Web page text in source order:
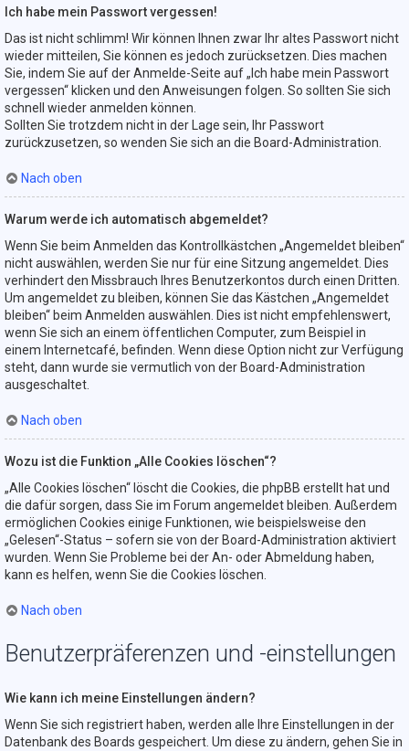
Ich habe mein Passwort vergessen!
Das ist nicht schlimm! Wir können Ihnen zwar Ihr altes Passwort nicht
wieder mitteilen, Sie können es jedoch zurücksetzen. Dies machen
Sie, indem Sie auf der Anmelde-Seite auf „Ich habe mein Passwort
vergessen“ klicken und den Anweisungen folgen. So sollten Sie sich
schnell wieder anmelden können.
Sollten Sie trotzdem nicht in der Lage sein, Ihr Passwort
zurückzusetzen, so wenden Sie sich an die Board-Administration.
Nach oben
Warum werde ich automatisch abgemeldet?
Wenn Sie beim Anmelden das Kontrollkästchen „Angemeldet bleiben“
nicht auswählen, werden Sie nur für eine Sitzung angemeldet. Dies
verhindert den Missbrauch Ihres Benutzerkontos durch einen Dritten.
Um angemeldet zu bleiben, können Sie das Kästchen „Angemeldet
bleiben“ beim Anmelden auswählen. Dies ist nicht empfehlenswert,
wenn Sie sich an einem öffentlichen Computer, zum Beispiel in
einem Internetcafé, befinden. Wenn diese Option nicht zur Verfügung
steht, dann wurde sie vermutlich von der Board-Administration
ausgeschaltet.
Nach oben
Wozu ist die Funktion „Alle Cookies löschen“?
„Alle Cookies löschen“ löscht die Cookies, die phpBB erstellt hat und
die dafür sorgen, dass Sie im Forum angemeldet bleiben. Außerdem
ermöglichen Cookies einige Funktionen, wie beispielsweise den
„Gelesen“-Status – sofern sie von der Board-Administration aktiviert
wurden. Wenn Sie Probleme bei der An- oder Abmeldung haben,
kann es helfen, wenn Sie die Cookies löschen.
Nach oben
Benutzerpräferenzen und -einstellungen
Wie kann ich meine Einstellungen ändern?
Wenn Sie sich registriert haben, werden alle Ihre Einstellungen in der
Datenbank des Boards gespeichert. Um diese zu ändern, gehen Sie in